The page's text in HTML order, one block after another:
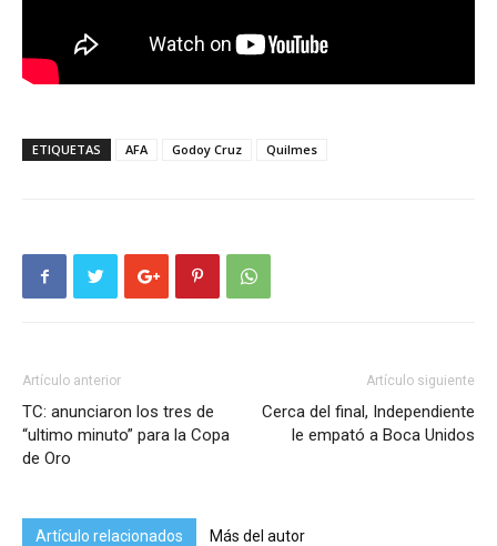
ETIQUETAS AFA Godoy Cruz Quilmes
Artículo anterior
TC: anunciaron los tres de
“ultimo minuto” para la Copa
de Oro
Artículo siguiente
Cerca del final, Independiente
le empató a Boca Unidos
Artículo relacionados Más del autor